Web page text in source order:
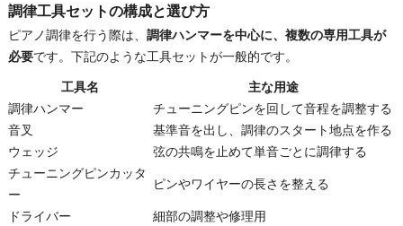
調律工具セットの構成と選び方
ピアノ調律を行う際は、 調律ハンマーを中心に、複数の専用工具が
必要です。下記のような工具セットが一般的です。
工具名
主な用途
調律ハンマー
チューニングピンを回して音程を調整する
音叉
基準音を出し、調律のスタート地点を作る
ウェッジ
弦の共鳴を止めて単音ごとに調律する
チューニングピンカッタ
ー
ピンやワイヤーの長さを整える
ドライバー
細部の調整や修理用